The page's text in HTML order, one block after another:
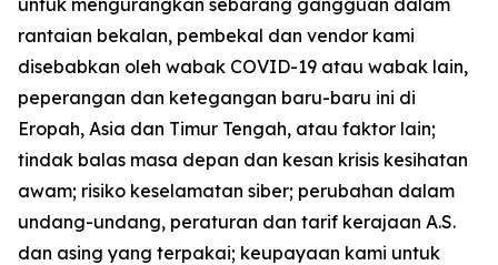
rantaian bekalan, pembekal dan vendor kami
disebabkan oleh wabak COVID-19 atau wabak lain,
peperangan dan ketegangan baru-baru ini di
Eropah, Asia dan Timur Tengah, atau faktor lain;
tindak balas masa depan dan kesan krisis kesihatan
awam; risiko keselamatan siber; perubahan dalam
undang-undang, peraturan dan tarif kerajaan A.S.
dan asing yang terpakai; keupayaan kami untuk